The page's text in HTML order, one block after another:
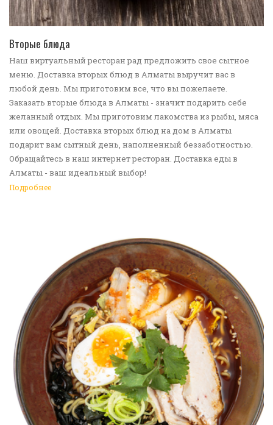
Вторые блюда
Наш виртуальный ресторан рад предложить свое сытное
меню. Доставка вторых блюд в Алматы выручит вас в
любой день. Мы приготовим все, что вы пожелаете.
Заказать вторые блюда в Алматы - значит подарить себе
желанный отдых. Мы приготовим лакомства из рыбы, мяса
или овощей. Доставка вторых блюд на дом в Алматы
подарит вам сытный день, наполненный беззаботностью.
Обращайтесь в наш интернет ресторан. Доставка еды в
Алматы - ваш идеальный выбор!
Подробнее